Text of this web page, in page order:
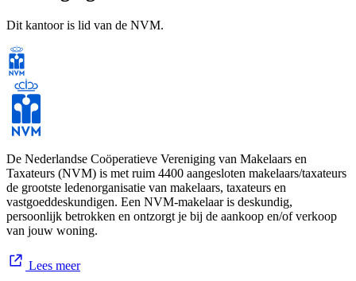
Dit kantoor is lid van de NVM.
De Nederlandse Coöperatieve Vereniging van Makelaars en
Taxateurs (NVM) is met ruim 4400 aangesloten makelaars/taxateurs
de grootste ledenorganisatie van makelaars, taxateurs en
vastgoeddeskundigen. Een NVM-makelaar is deskundig,
persoonlijk betrokken en ontzorgt je bij de aankoop en/of verkoop
van jouw woning.
Lees meer